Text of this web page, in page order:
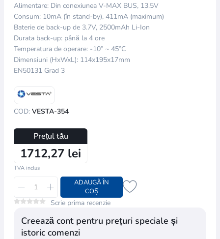
Alimentare: Din conexiunea V-MAX BUS, 13.5V
Consum: 10mA (în stand-by), 411mA (maximum)
Baterie de back-up de 3.7V, 2500mAh Li-Ion
Durata back-up: până la 4 ore
Temperatura de operare: -10° ~ 45°C
Dimensiuni (HxWxL): 114x195x17mm
EN50131 Grad 3
COD: VESTA-354
Prețul tău
1712,27 lei
TVA inclus
ADAUGĂ ÎN
COȘ
Scrie prima recenzie
Creează cont pentru prețuri speciale și
istoric comenzi